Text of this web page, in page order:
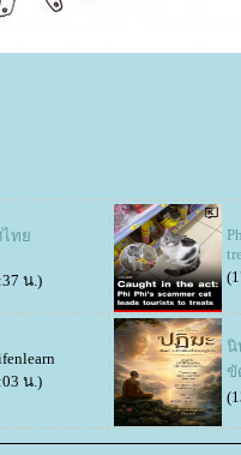
ไท
น.)
น.)
นิ
ขั